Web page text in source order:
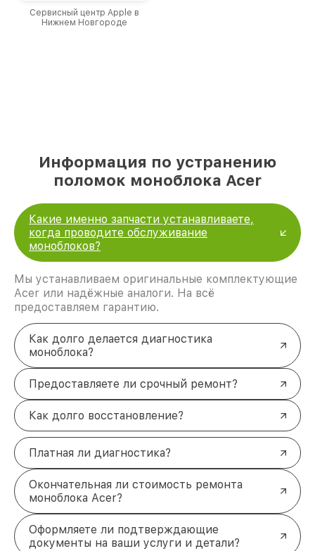
Сервисный центр Apple в
Нижнем Новгороде
Информация по устранению
поломок моноблока Acer
Какие именно запчасти устанавливаете,
когда проводите обслуживание
моноблоков?
Мы устанавливаем оригинальные комплектующие
Acer или надёжные аналоги. На всё
предоставляем гарантию.
Как долго делается диагностика
моноблока?
Предоставляете ли срочный ремонт?
Как долго восстановление?
Платная ли диагностика?
Окончательная ли стоимость ремонта
моноблока Acer?
Оформляете ли подтверждающие
документы на ваши услуги и детали?